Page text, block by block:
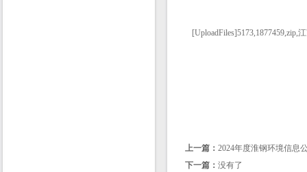
上一篇： 2024年度淮钢环境信息
下一篇： 没有了